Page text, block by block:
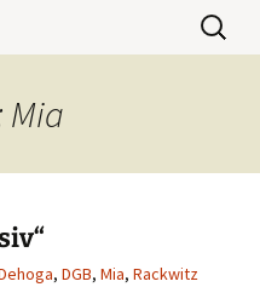
Suchen
nach:
Mia
, DGB, Mia, Rackwitz